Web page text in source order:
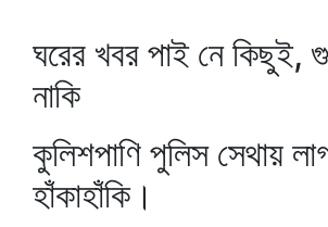
ঘরের খবর পাই নে কিছুই,
নাকি
কুলিশপাণি পুলিস সেথায়
হাঁকাহাঁকি।